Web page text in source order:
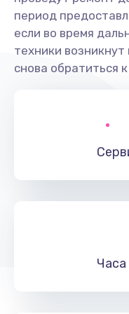
период
если во время
техники
снова обратиться